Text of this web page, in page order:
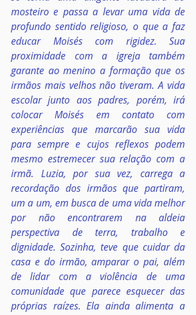
mosteiro e passa a levar uma vida de
profundo sentido religioso, o que a faz
educar Moisés com rigidez. Sua
proximidade com a igreja também
garante ao menino a formação que os
irmãos mais velhos não tiveram. A vida
escolar junto aos padres, porém, irá
colocar Moisés em contato com
experiências que marcarão sua vida
para sempre e cujos reflexos podem
mesmo estremecer sua relação com a
irmã. Luzia, por sua vez, carrega a
recordação dos irmãos que partiram,
um a um, em busca de uma vida melhor
por não encontrarem na aldeia
perspectiva de terra, trabalho e
dignidade. Sozinha, teve que cuidar da
casa e do irmão, amparar o pai, além
de lidar com a violência de uma
comunidade que parece esquecer das
próprias raízes. Ela ainda alimenta a